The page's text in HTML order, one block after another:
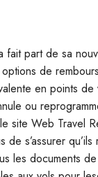
fait part de sa
de
en points
ou
site Web Travel
de s’assurer
les documents